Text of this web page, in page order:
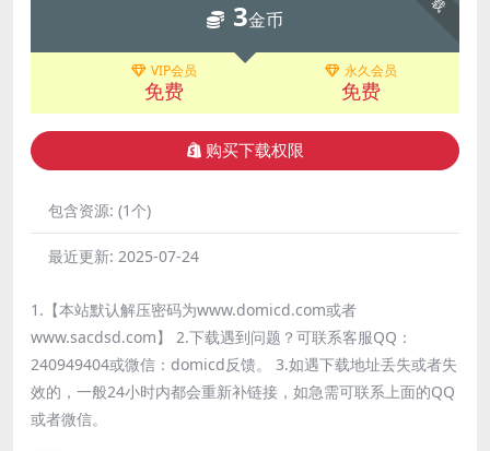
3金币
VIP会员
免费
永久会员
免费
购买下载权限
包含资源: (1个)
最近更新: 2025-07-24
1.【本站默认解压密码为www.domicd.com或者
www.sacdsd.com】 2.下载遇到问题？可联系客服QQ：
240949404或微信：domicd反馈。 3.如遇下载地址丢失或者失
效的，一般24小时内都会重新补链接，如急需可联系上面的QQ
或者微信。